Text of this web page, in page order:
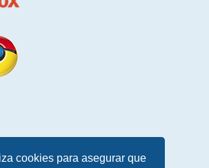
cookies para asegurar que